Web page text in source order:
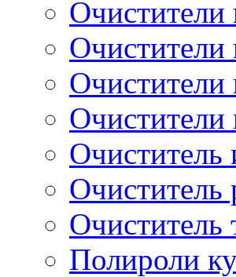
Очистители
Очистители
Очистители
Очистители
Очиститель
Очиститель
Очиститель
Полироли